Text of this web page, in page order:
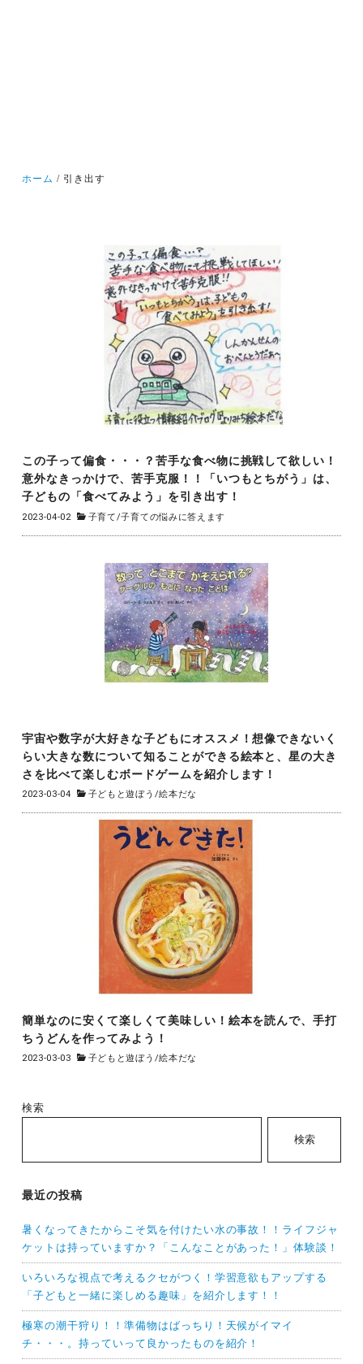
ホーム 引き出す
この子って偏食・・・？苦手な食べ物に挑戦して欲しい！
意外なきっかけで、苦手克服！！「いつもとちがう」は、
子どもの「食べてみよう」を引き出す！
2023-04-02 子育て/子育ての悩みに答えます
宇宙や数字が大好きな子どもにオススメ！想像できないく
らい大きな数について知ることができる絵本と、星の大き
さを比べて楽しむボードゲームを紹介します！
2023-03-04 子どもと遊ぼう /絵本だな
簡単なのに安くて楽しくて美味しい！絵本を読んで、手打
ちうどんを作ってみよう！
2023-03-03 子どもと遊ぼう /絵本だな
検索
検索
最近の投稿
暑くなってきたからこそ気を付けたい水の事故！！ライフジャ
ケットは持っていますか？「こんなことがあった！」体験談！
いろいろな視点で考えるクセがつく！学習意欲もアップする
「子どもと一緒に楽しめる趣味」を紹介します！！
極寒の潮干狩り！！準備物はばっちり！天候がイマイ
チ・・・。持っていって良かったものを紹介！